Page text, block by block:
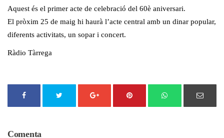
Aquest és el primer acte de celebració del 60è aniversari.
El pròxim 25 de maig hi haurà l’acte central amb un dinar popular,
diferents activitats, un sopar i concert.
Ràdio Tàrrega
Comenta